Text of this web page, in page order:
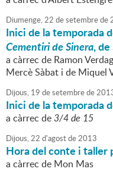
Diumenge,22 desetembrede
Inici de la temporada
Cementiri de Sinera,
a càrrec de Ramon
Mercè Sàbat i de Miquel
Dijous, 19 desetembrede
Inici de la temporada
a càrrec de3/4 de 15
Dijous,22 d'agostde2013
Hora del conte i taller
a càrrec de Mon Mas